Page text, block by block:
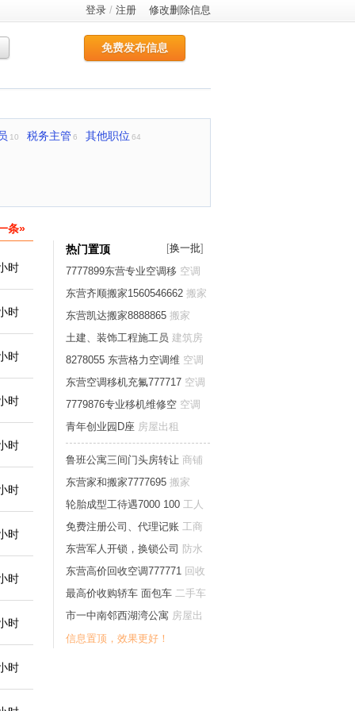
登录 / 注册 修改删除信息
免费发布信息
10 税务主管 6 其他职位 64
条»
时
时
时
时
时
时
时
时
时
时
热门置顶 [换一批]
7777899东营专业空调移 空调
移修
东营齐顺搬家1560546662 搬家
东营凯达搬家8888865 搬家
土建、装饰工程施工员 建筑房
产装修物业
8278055 东营格力空调维 空调
移修
东营空调移机充氟777717 空调
移修
7779876专业移机维修空 空调
移修
青年创业园D座 房屋出租
鲁班公寓三间门头房转让 商铺
出租转让
东营家和搬家7777695 搬家
轮胎成型工待遇7000 100 工人
技工普工
免费注册公司、代理记账 工商
注册年检
东营军人开锁，换锁公司 防水
开锁家庭维修
东营高价回收空调777771 回收
最高价收购轿车 面包车 二手车
转让
市一中南邻西湖湾公寓 房屋出
租
信息置顶，效果更好！